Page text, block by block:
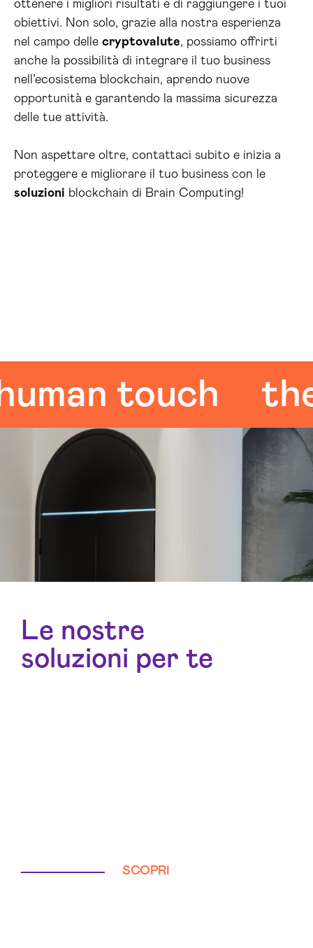
ottenere i migliori risultati e di raggiungere i tuoi
obiettivi. Non solo, grazie alla nostra esperienza
nel campo delle cryptovalute, possiamo offrirti
anche la possibilità di integrare il tuo business
nell’ecosistema blockchain, aprendo nuove
opportunità e garantendo la massima sicurezza
delle tue attività.
Non aspettare oltre, contattaci subito e inizia a
proteggere e migliorare il tuo business con le
soluzioni blockchain di Brain Computing!
touch the
Le nostre
soluzioni per te
SCOPRI